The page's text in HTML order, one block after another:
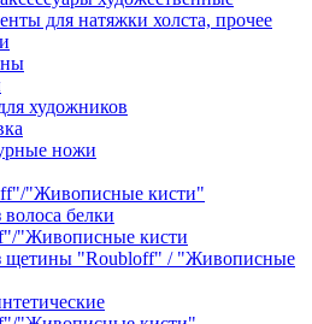
для натяжки холста, прочее
художников
ножи
"Живописные кисти"
белки
"Живописные кисти
щетины "Roubloff" / "Живописные